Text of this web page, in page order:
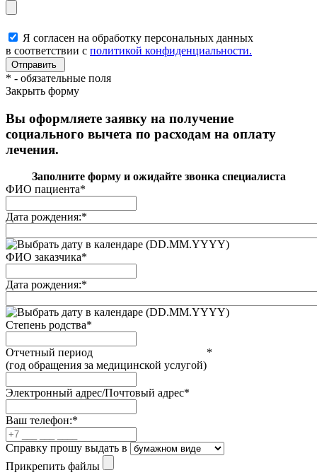
Я согласен на обработку персональных данных
в соответствии с политикой конфиденциальности.
* - обязательные поля
Закрыть форму
Вы оформляете заявку на получение
социального вычета по расходам на оплату
лечения.
Заполните форму и ожидайте звонка специалиста
ФИО пациента*
Дата рождения:*
(DD.MM.YYYY)
ФИО заказчика*
Дата рождения:*
(DD.MM.YYYY)
Степень родства*
Отчетный период
(год обращения за медицинской услугой)
*
Электронный адрес/Почтовый адрес*
Ваш телефон:*
Справку прошу выдать в
Прикрепить файлы